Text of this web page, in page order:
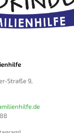
Straße 9,